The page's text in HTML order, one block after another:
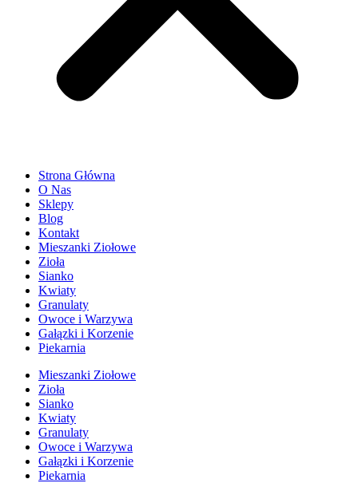
Strona Główna
O Nas
Sklepy
Blog
Kontakt
Mieszanki Ziołowe
Zioła
Sianko
Kwiaty
Granulaty
Owoce i Warzywa
Gałązki i Korzenie
Piekarnia
Mieszanki Ziołowe
Zioła
Sianko
Kwiaty
Granulaty
Owoce i Warzywa
Gałązki i Korzenie
Piekarnia